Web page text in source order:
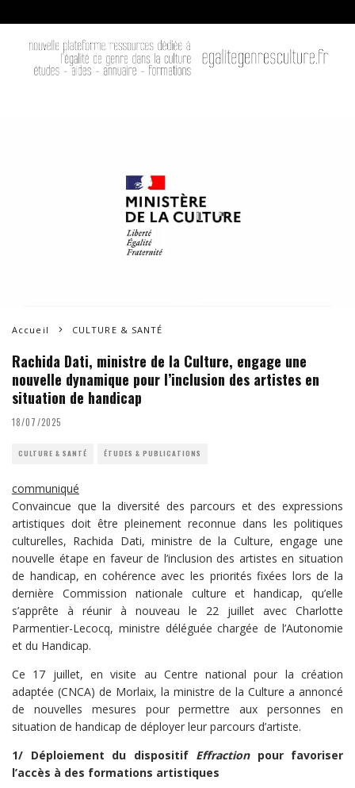
Accueil CULTURE & SANTÉ
Rachida Dati, ministre de la Culture, engage une
nouvelle dynamique pour l’inclusion des artistes en
situation de handicap
18/07/2025
CULTURE & SANTÉ ÉTUDES & PUBLICATIONS
communiqué
Convaincue que la diversité des parcours et des expressions
artistiques doit être pleinement reconnue dans les politiques
culturelles, Rachida Dati, ministre de la Culture, engage une
nouvelle étape en faveur de l’inclusion des artistes en situation
de handicap, en cohérence avec les priorités fixées lors de la
dernière Commission nationale culture et handicap, qu’elle
s’apprête à réunir à nouveau le 22 juillet avec Charlotte
Parmentier-Lecocq, ministre déléguée chargée de l’Autonomie
et du Handicap.
Ce 17 juillet, en visite au Centre national pour la création
adaptée (CNCA) de Morlaix, la ministre de la Culture a annoncé
de nouvelles mesures pour permettre aux personnes en
situation de handicap de déployer leur parcours d’artiste.
1/ Déploiement du dispositif Effractionpour favoriser
l’accès à des formations artistiques